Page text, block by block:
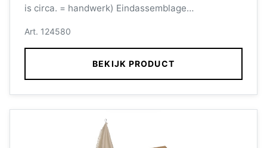
is circa. = handwerk) Eindassemblage
met een afstand tot de arbeidsmarkt.
Art. 124580
BEKIJK PRODUCT